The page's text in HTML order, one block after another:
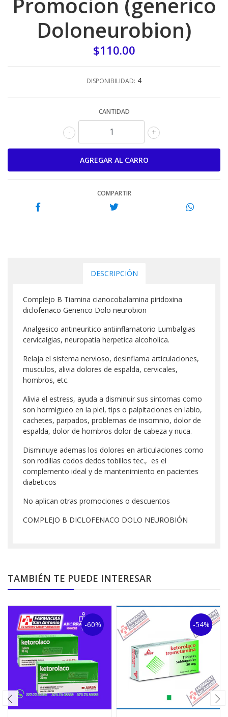
Doloneurobion)
$110.00
DISPONIBILIDAD: 4
CANTIDAD
+
-
COMPARTIR
DESCRIPCIÓN
Complejo B Tiamina cianocobalamina piridoxina
diclofenaco Generico Dolo neurobion
Analgesico antineuritico antiinflamatorio Lumbalgias
cervicalgias, neuropatia herpetica alcoholica.
Relaja el sistema nervioso, desinflama articulaciones,
musculos, alivia dolores de espalda, cervicales,
hombros, etc.
Alivia el estress, ayuda a disminuir sus sintomas como
son hormigueo en la piel, tips o palpitaciones en labio,
cachetes, parpados, problemas de insomnio, dolor de
espalda, dolor de hombros dolor de cabeza y nuca.
Disminuye ademas los dolores en articulaciones como
son rodillas codos dedos tobillos tec., es el
complemento ideal y de mantenimiento en pacientes
diabeticos
No aplican otras promociones o descuentos
COMPLEJO B DICLOFENACO DOLO NEUROBIÓN
TAMBIÉN TE PUEDE INTERESAR
-60% -54%